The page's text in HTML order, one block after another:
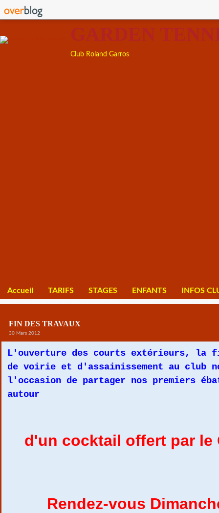
GARDEN
Club Roland Garros
Accueil TARIFS STAGES ENFANTS INFOS
FIN DES TRAVAUX
30 Mars 2012
L'ouverture des courts extérieurs, la
de voirie et d'assainissement au club
l'occasion de partager nos premiers
autour
d'un cocktail offert par le
Rendez-vous